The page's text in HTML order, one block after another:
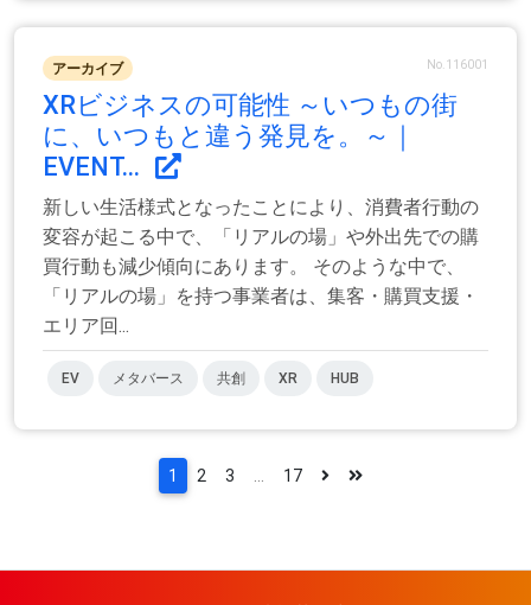
アーカイブ No.116001
XRビジネスの可能性 ～いつもの街
に、いつもと違う発見を。～｜
EVENT...
新しい生活様式となったことにより、消費者行動の
変容が起こる中で、「リアルの場」や外出先での購
買行動も減少傾向にあります。 そのような中で、
「リアルの場」を持つ事業者は、集客・購買支援・
エリア回...
EV メタバース 共創 XR HUB
1 2 3 17